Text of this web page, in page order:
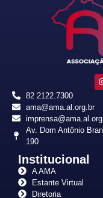
82 2122.7300
ama@ama.al.org.br
Av. Dom Antônio
190
Institucional
A AMA
Estante Virtual
Diretoria